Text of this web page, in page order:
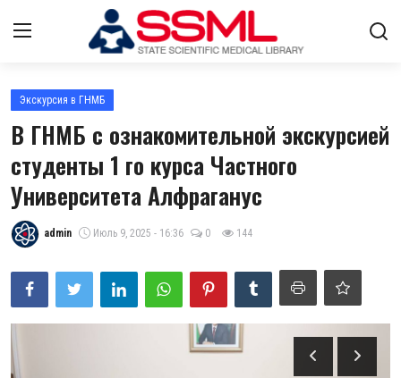
Авторизоваться
Главная
Архив журналов Узбекистана
О нас
Контакты
Стратегический план развития
Экскурсия в ГНМБ
В ГНМБ с ознакомительной экскурсией
студенты 1 го курса Частного
Университета Алфраганус
admin Июль 9, 2025 - 16:36 0 144